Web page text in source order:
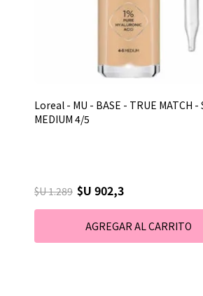
Loreal - MU - BASE - TRUE MATCH -
MEDIUM 4/5
$U 1.289 $U 902,3